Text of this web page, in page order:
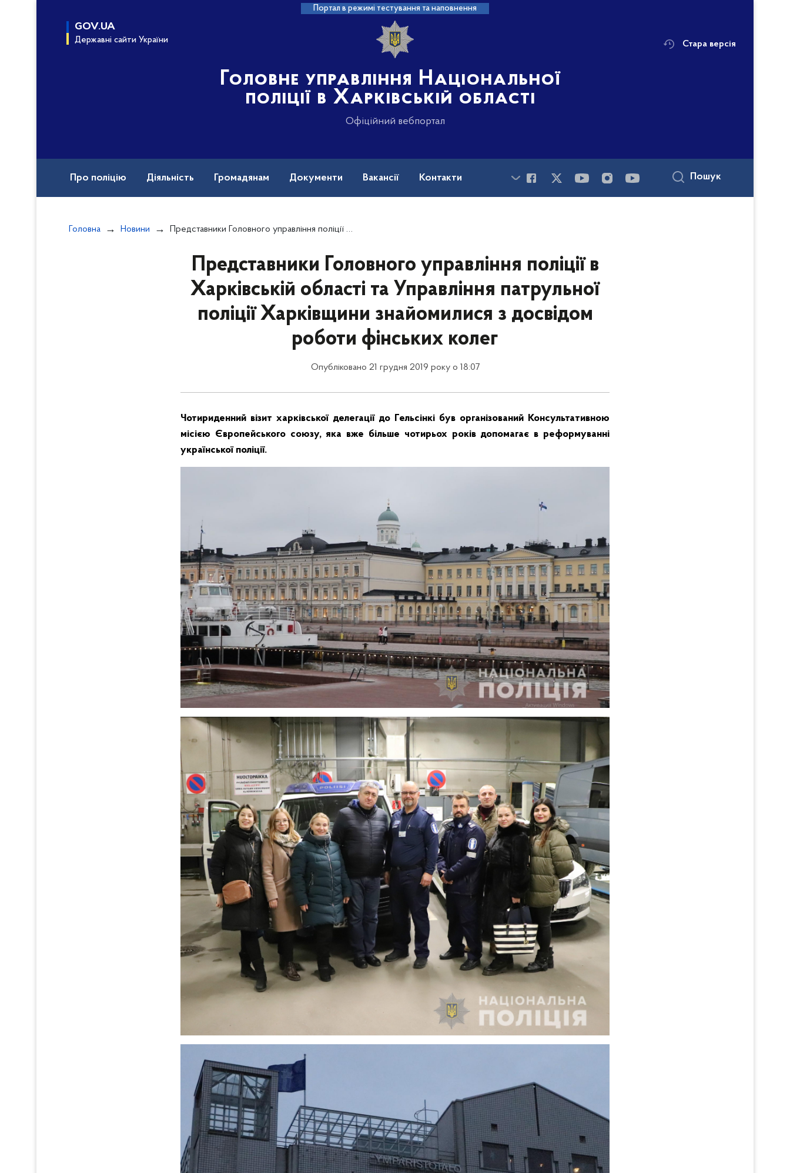
Портал в режимі тестування та наповнення
GOV.UA
Державні сайти України
Головне управління Національної
поліції в Харківській області
Офіційний вебпортал
Стара версія
Про поліцію Діяльність Громадянам Документи Вакансії Контакти Пошук
Головна Новини Представники Головного управління поліції в Харківській області та Управління патрульної поліції Харківщини знайомилися з досвідом роботи фінських колег
Представники Головного управління поліції в
Харківській області та Управління патрульної
поліції Харківщини знайомилися з досвідом
роботи фінських колег
Опубліковано 21 грудня 2019 року о 18:07
Чотириденний візит харківської делегації до Гельсінкі був організований Консультативною
місією Європейського союзу, яка вже більше чотирьох років допомагає в реформуванні
української поліції.